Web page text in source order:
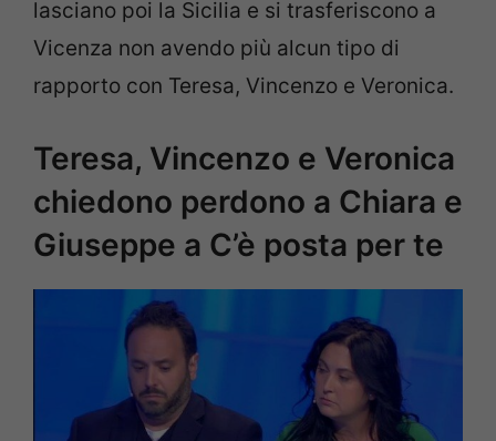
lasciano poi la Sicilia e si trasferiscono a
Vicenza non avendo più alcun tipo di
rapporto con Teresa, Vincenzo e Veronica.
Teresa, Vincenzo e Veronica
chiedono perdono a Chiara e
Giuseppe a C’è posta per te